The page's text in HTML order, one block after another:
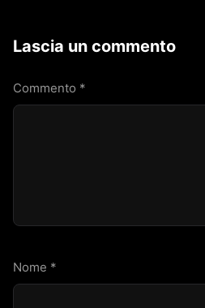
Lascia un commento
Commento *
Nome *